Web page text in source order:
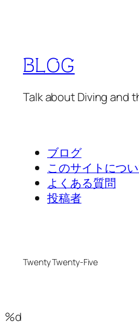
BLOG
Talk about Diving and
ブログ
このサイトにつ
よくある質問
投稿者
Twenty Twenty-Five
%d